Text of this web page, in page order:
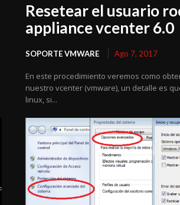
Resetear el usuario
appliance vcenter 6.0
SOPORTE VMWARE Ago 7, 2017
En este procedimiento veremos como
nuestro vcenter (vmware), un detalle es
linux, si...